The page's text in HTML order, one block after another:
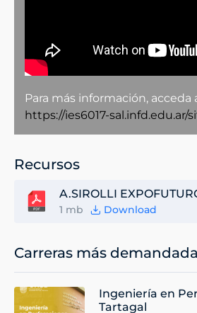
Para más información, acceda
https://ies6017-sal.infd.edu.ar/
Recursos
A.SIROLLI
1 mb Download
Carreras más
Ingeniería en
Tartagal